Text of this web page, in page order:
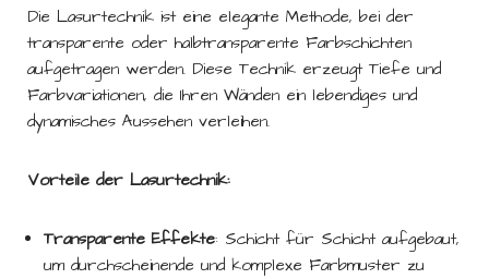
Die Lasurtechnik ist eine elegante Methode, bei der
transparente oder halbtransparente Farbschichten
aufgetragen werden. Diese Technik erzeugt Tiefe und
Farbvariationen, die Ihren Wänden ein lebendiges und
dynamisches Aussehen verleihen.
Vorteile der Lasurtechnik:
Transparente Effekte: Schicht für Schicht aufgebaut,
um durchscheinende und komplexe Farbmuster zu